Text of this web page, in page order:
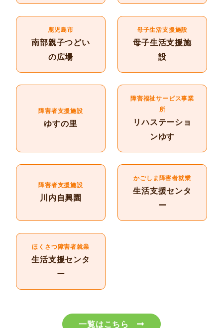
鹿児島市
南部親子つどい
の広場
母子生活支援施設
母子生活支援施
設
障害者支援施設
ゆすの里
障害福祉サービス事業
所
リハステーショ
ンゆす
障害者支援施設
川内自興園
かごしま障害者就業
生活支援センタ
ー
ほくさつ障害者就業
生活支援センタ
ー
一覧はこちら